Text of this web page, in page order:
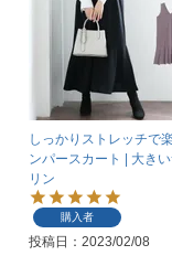
しっかりストレッチで
ンパースカート | 大き
リン
購入者
投稿日 2023/02/08